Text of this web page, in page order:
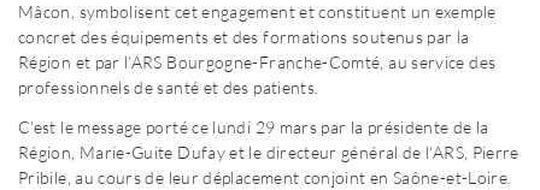
Mâcon, symbolisent cet engagement et constituent un exemple
concret des équipements et des formations soutenus par la
Région et par l’ARS Bourgogne-Franche-Comté, au service des
professionnels de santé et des patients.
C’est le message porté ce lundi 29 mars par la présidente de la
Région, Marie-Guite Dufay et le directeur général de l’ARS, Pierre
Pribile, au cours de leur déplacement conjoint en Saône-et-Loire.